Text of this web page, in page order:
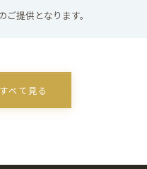
提供となります。
べて見る